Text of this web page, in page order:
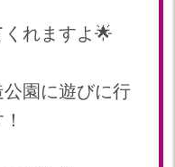
れますよ🌟
園に遊びに行